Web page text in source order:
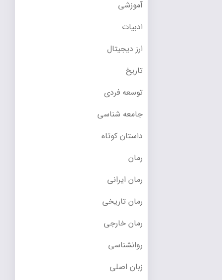
آموزشی
ادبیات
ارز دیجیتال
تاریخ
توسعه فردی
جامعه شناسی
داستان کوتاه
رمان
رمان ایرانی
رمان تاریخی
رمان خارجی
روانشناسی
زبان اصلی